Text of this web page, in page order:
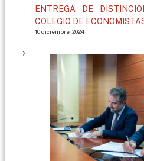
ENTREGA DE
COLEGIO DE
10 diciembre, 2024